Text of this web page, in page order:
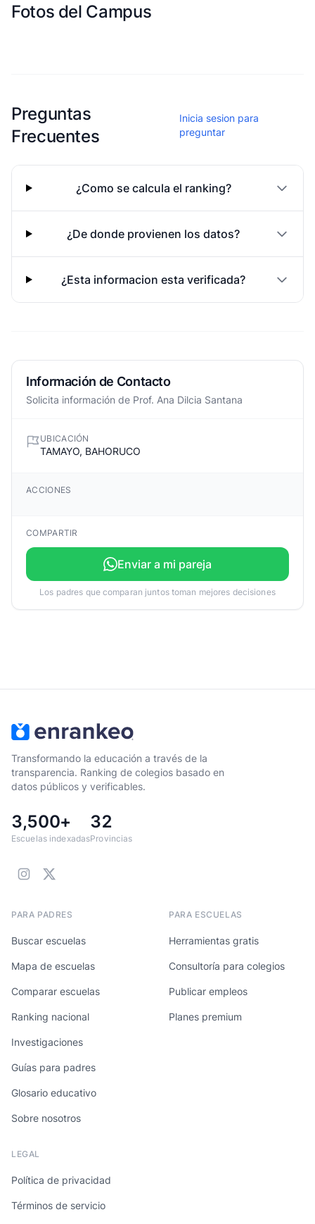
Fotos del Campus
Preguntas
Frecuentes
Inicia sesion para
preguntar
¿Como se calcula el ranking?
¿De donde provienen los datos?
¿Esta informacion esta verificada?
Información de Contacto
Solicita información de Prof. Ana Dilcia Santana
UBICACIÓN
TAMAYO, BAHORUCO
ACCIONES
COMPARTIR
Enviar a mi pareja
Los padres que comparan juntos toman mejores decisiones
Transformando la educación a través de la
transparencia. Ranking de colegios basado en
datos públicos y verificables.
3,500+
Escuelas indexadas
32
Provincias
PARA PADRES
Buscar escuelas
Mapa de escuelas
Comparar escuelas
Ranking nacional
Investigaciones
Guías para padres
Glosario educativo
Sobre nosotros
PARA ESCUELAS
Herramientas gratis
Consultoría para colegios
Publicar empleos
Planes premium
LEGAL
Política de privacidad
Términos de servicio